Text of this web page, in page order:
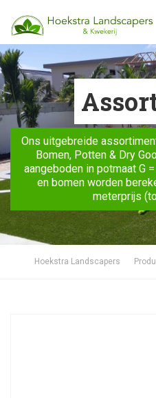
Ons uitgebreide
Bomen, Potten & Dry
aangeboden in potmaat G
en bomen worden
meterprijs
Hoekstra Landscapers